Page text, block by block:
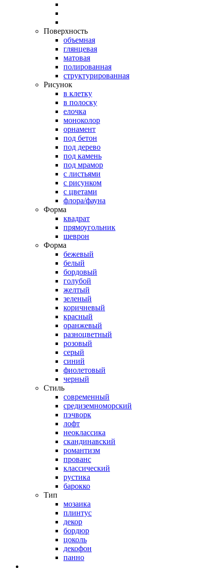
Поверхность
объемная
глянцевая
матовая
полированная
структурированная
Рисунок
в клетку
в полоску
елочка
моноколор
орнамент
под бетон
под дерево
под камень
под мрамор
с листьями
с рисунком
с цветами
флора/фауна
Форма
квадрат
прямоугольник
шеврон
Форма
бежевый
белый
бордовый
голубой
желтый
зеленый
коричневый
красный
оранжевый
разноцветный
розовый
серый
синий
фиолетовый
черный
Стиль
современный
средиземноморский
пэчворк
лофт
неоклассика
скандинавский
романтизм
прованс
классический
рустика
барокко
Тип
мозаика
плинтус
декор
бордюр
цоколь
декофон
панно